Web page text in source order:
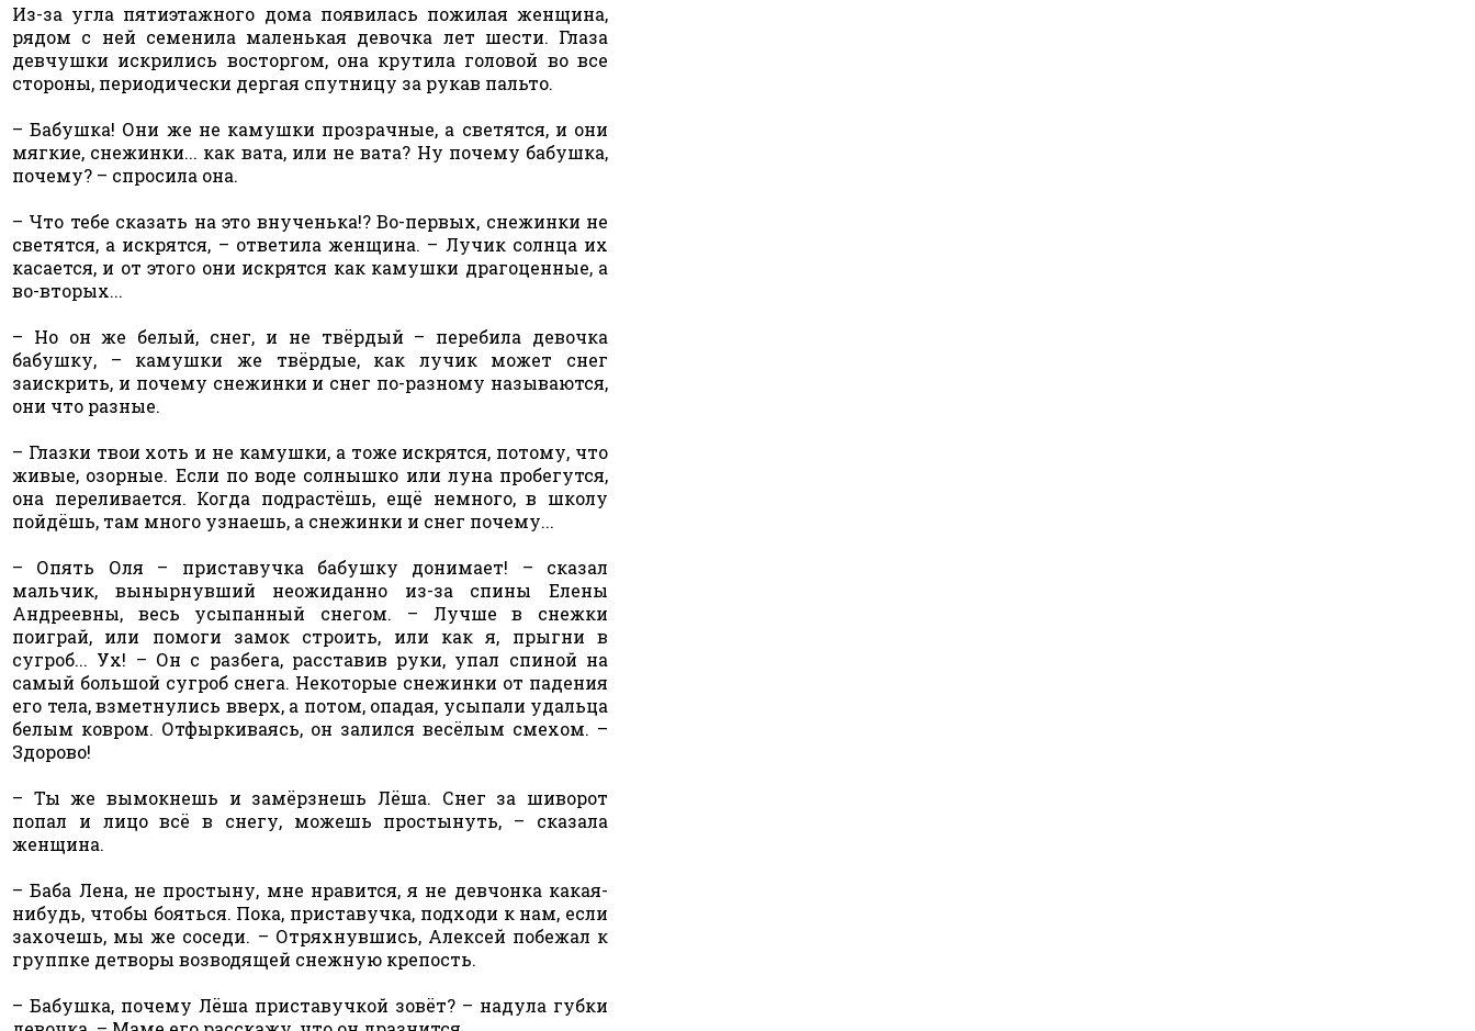
Из-за угла пятиэтажного дома появилась пожилая женщина,
рядом с ней семенила маленькая девочка лет шести. Глаза
девчушки искрились восторгом, она крутила головой во все
стороны, периодически дергая спутницу за рукав пальто.
– Бабушка! Они же не камушки прозрачные, а светятся, и они
мягкие, снежинки... как вата, или не вата? Ну почему бабушка,
почему? – спросила она.
– Что тебе сказать на это внученька!? Во-первых, снежинки не
светятся, а искрятся, – ответила женщина. – Лучик солнца их
касается, и от этого они искрятся как камушки драгоценные, а
во-вторых...
– Но он же белый, снег, и не твёрдый – перебила девочка
бабушку, – камушки же твёрдые, как лучик может снег
заискрить, и почему снежинки и снег по-разному называются,
они что разные.
– Глазки твои хоть и не камушки, а тоже искрятся, потому, что
живые, озорные. Если по воде солнышко или луна пробегутся,
она переливается. Когда подрастёшь, ещё немного, в школу
пойдёшь, там много узнаешь, а снежинки и снег почему...
– Опять Оля – приставучка бабушку донимает! – сказал
мальчик, вынырнувший неожиданно из-за спины Елены
Андреевны, весь усыпанный снегом. – Лучше в снежки
поиграй, или помоги замок строить, или как я, прыгни в
сугроб... Ух! – Он с разбега, расставив руки, упал спиной на
самый большой сугроб снега. Некоторые снежинки от падения
его тела, взметнулись вверх, а потом, опадая, усыпали удальца
белым ковром. Отфыркиваясь, он залился весёлым смехом. –
Здорово!
– Ты же вымокнешь и замёрзнешь Лёша. Снег за шиворот
попал и лицо всё в снегу, можешь простынуть, – сказала
женщина.
– Баба Лена, не простыну, мне нравится, я не девчонка какая-
нибудь, чтобы бояться. Пока, приставучка, подходи к нам, если
захочешь, мы же соседи. – Отряхнувшись, Алексей побежал к
группке детворы возводящей снежную крепость.
– Бабушка, почему Лёша приставучкой зовёт? – надула губки